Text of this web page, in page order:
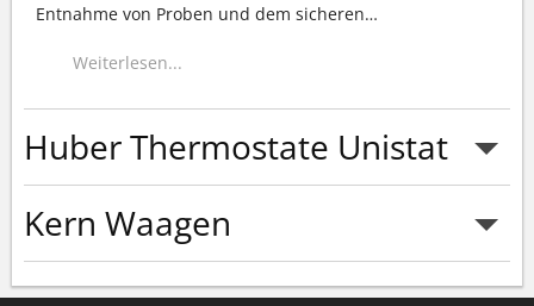
Entnahme von Proben und dem sicheren…
Weiterlesen...
Huber Thermostate Unistat
Kern Waagen